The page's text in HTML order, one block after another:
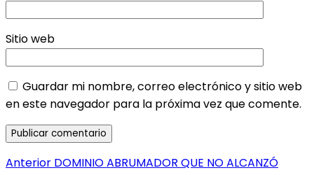
Sitio web
Guardar mi nombre, correo electrónico y sitio web
en este navegador para la próxima vez que comente.
Navegación
Anterior Entrada
DOMINIO ABRUMADOR QUE NO ALCANZÓ